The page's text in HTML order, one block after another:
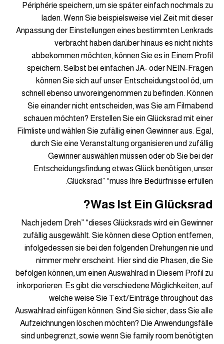
Périphérie speichern, um sie später einfach nochmals zu
laden. Wenn Sie beispielsweise viel Zeit mit dieser
Anpassung der Einstellungen eines bestimmten Lenkrads
verbracht haben darüber hinaus es nicht nichts
abbekommen möchten, können Sie es in Einem Profil
speichern. Selbst bei einfachen JA- oder NEIN-Fragen
können Sie sich auf unser Entscheidungstool öd, um
schnell ebenso unvoreingenommen zu befinden. Können
Sie einander nicht entscheiden, was Sie am Filmabend
schauen möchten? Erstellen Sie ein Glücksrad mit einer
Filmliste und wählen Sie zufällig einen Gewinner aus. Egal,
durch Sie eine Veranstaltung organisieren und zufällig
Gewinner auswählen müssen oder ob Sie bei der
Entscheidungsfindung etwas Glück benötigen, unser
Glücksrad” “muss Ihre Bedürfnisse erfüllen.
Was Ist Ein Glücksrad?
Nach jedem Dreh” “dieses Glücksrads wird ein Gewinner
zufällig ausgewählt. Sie können diese Option entfernen,
infolgedessen sie bei den folgenden Drehungen nie und
nimmer mehr erscheint. Hier sind die Phasen, die Sie
befolgen können, um einen Auswahlrad in Diesem Profil zu
inkorporieren. Es gibt die verschiedene Möglichkeiten, auf
welche weise Sie Text/Einträge throughout das
Auswahlrad einfügen können. Sind Sie sicher, dass Sie alle
Aufzeichnungen löschen möchten? Die Anwendungsfälle
sind unbegrenzt, sowie wenn Sie family room benötigten